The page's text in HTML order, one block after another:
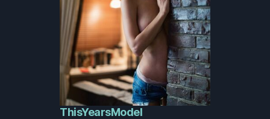
ThisYearsModel